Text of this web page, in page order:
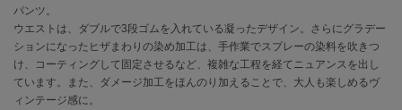
CODE A
コードエー
COLE HAAN
コール ハーン
パンツ。
ウエストは、ダブルで3段ゴムを入れている凝ったデザイン。さらにグラデー
ションになったヒザまわりの染め加工は、手作業でスプレーの染料を吹きつ
け、コーティングして固定させるなど、複雑な工程を経てニュアンスを出し
ています。また、ダメージ加工をほんのり加えることで、大人も楽しめるヴ
ィンテージ感に。